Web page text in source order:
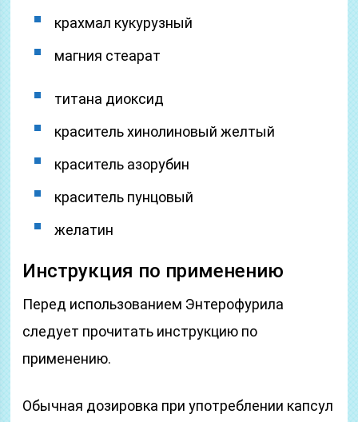
крахмал кукурузный
магния стеарат
титана диоксид
краситель хинолиновый желтый
краситель азорубин
краситель пунцовый
желатин
Инструкция по применению
Перед использованием Энтерофурила
следует прочитать инструкцию по
применению.
Обычная дозировка при употреблении капсул